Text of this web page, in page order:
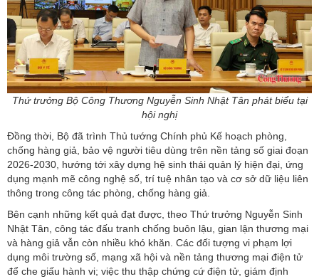
Thứ trưởng Bộ Công Thương Nguyễn Sinh Nhật Tân phát biểu tại
hội nghị
Đồng thời, Bộ đã trình Thủ tướng Chính phủ Kế hoạch phòng,
chống hàng giả, bảo vệ người tiêu dùng trên nền tảng số giai đoạn
2026-2030, hướng tới xây dựng hệ sinh thái quản lý hiện đại, ứng
dụng mạnh mẽ công nghệ số, trí tuệ nhân tạo và cơ sở dữ liệu liên
thông trong công tác phòng, chống hàng giả.
Bên cạnh những kết quả đạt được, theo Thứ trưởng Nguyễn Sinh
Nhật Tân, công tác đấu tranh chống buôn lậu, gian lận thương mại
và hàng giả vẫn còn nhiều khó khăn. Các đối tượng vi phạm lợi
dụng môi trường số, mạng xã hội và nền tảng thương mại điện tử
để che giấu hành vi; việc thu thập chứng cứ điện tử, giám định